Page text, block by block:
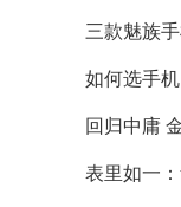
三款魅族
如何选手
回归中庸
表里如一